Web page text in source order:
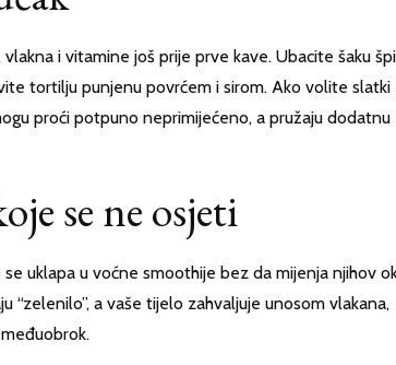
i vitamine još prije prve kave. Ubacite šaku
tortilju punjenu povrćem i sirom. Ako volite slatki
proći potpuno neprimijećeno, a pružaju dodatnu
se ne osjeti
uklapa u voćne smoothije bez da mijenja njihov
“zelenilo”, a vaše tijelo zahvaljuje unosom vlakana,